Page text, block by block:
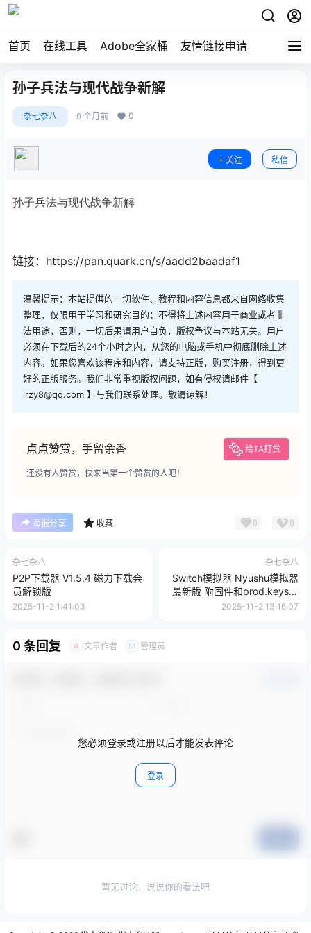
首页 在线工具 Adobe全家桶 友情链接申请
孙子兵法与现代战争新解
杂七杂八 9 个月前 0
关注 私信
孙子兵法与现代战争新解
链接：https://pan.quark.cn/s/aadd2baadaf1
温馨提示：本站提供的一切软件、教程和内容信息都来自网络收集
整理，仅限用于学习和研究目的；不得将上述内容用于商业或者非
法用途，否则，一切后果请用户自负，版权争议与本站无关。用户
必须在下载后的24个小时之内，从您的电脑或手机中彻底删除上述
内容。如果您喜欢该程序和内容，请支持正版，购买注册，得到更
好的正版服务。我们非常重视版权问题，如有侵权请邮件【
lrzy8@qq.com 】与我们联系处理。敬请谅解！
点点赞赏，手留余香 给TA打赏
还没有人赞赏，快来当第一个赞赏的人吧！
海报分享 收藏 0 0
杂七杂八
P2P下载器 V1.5.4 磁力下载会
员解锁版
2025-11-2 1:41:03
杂七杂八
Switch模拟器 Nyushu模拟器
最新版 附固件和prod.keys和
NS游戏下载
2025-11-2 13:16:07
0 条回复 A 文章作者 M 管理员
您必须登录或注册以后才能发表评论
登录
暂无讨论，说说你的看法吧